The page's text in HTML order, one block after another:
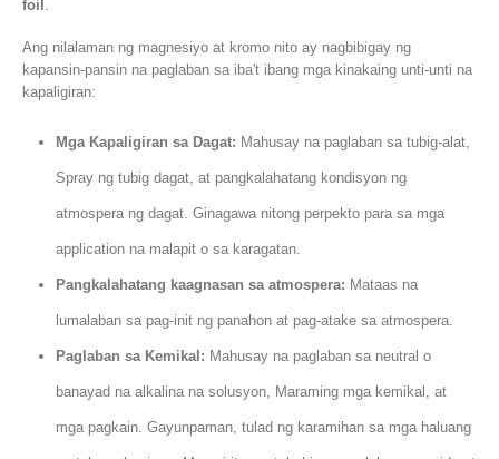
foil
Ang nilalaman ng magnesiyo at kromo nito ay nagbibigay ng
kapansin-pansin na paglaban sa iba't ibang mga kinakaing unti-unti na
kapaligiran:
Mga Kapaligiran sa Dagat: Mahusay na paglaban sa tubig-alat,
Spray ng tubig dagat, at pangkalahatang kondisyon ng
atmospera ng dagat. Ginagawa nitong perpekto para sa mga
application na malapit o sa karagatan.
Pangkalahatang kaagnasan sa atmospera: Mataas na
lumalaban sa pag-init ng panahon at pag-atake sa atmospera.
Paglaban sa Kemikal: Mahusay na paglaban sa neutral o
banayad na alkalina na solusyon, Maraming mga kemikal, at
mga pagkain. Gayunpaman, tulad ng karamihan sa mga haluang